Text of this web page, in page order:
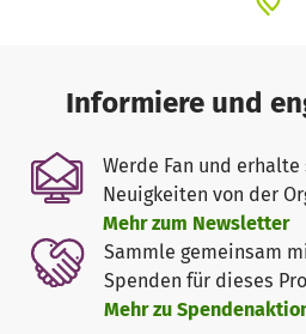
tierärztlich versorgt, geimpft,
kastriert und dann nach
wieder Platz für weitere
ersten Tierschutzjahren war es
Aufklärung und die
Fellnasen wie möglich vor Ort zu
Bosnien einfach nicht
befinden sich in unserem Shelter
Pflegestellen um die 330
Informiere und
Werde Fan und
Neuigkeiten von der
Mehr zum Newsletter
Sammle gemeinsam
Spenden für dieses
Mehr zu